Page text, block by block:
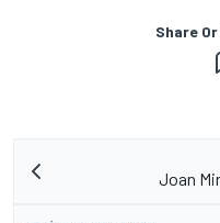
Share
Joan